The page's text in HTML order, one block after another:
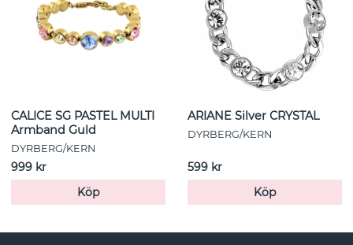
CALICE SG PASTEL MULTI
Armband Guld
DYRBERG/KERN
999 kr
Köp
ARIANE Silver CRYSTAL
DYRBERG/KERN
599 kr
Köp